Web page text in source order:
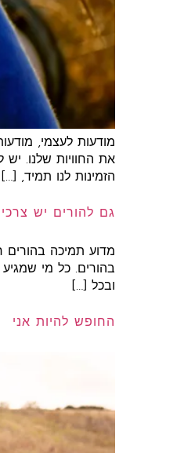
מודעות לעצמי,
את החוויות שלנו.
הזמינות לנו תמיד, […]
גם להורים יש
מדוע תמיכה
בהורים. כל מי
ובכל […]
החופש להיות אני